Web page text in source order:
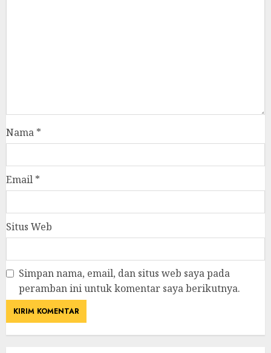
Nama *
Email *
Situs Web
Simpan nama, email, dan situs web saya pada
peramban ini untuk komentar saya berikutnya.